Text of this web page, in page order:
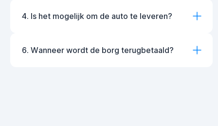
4. Is het mogelijk om de auto te leveren?
6. Wanneer wordt de borg terugbetaald?